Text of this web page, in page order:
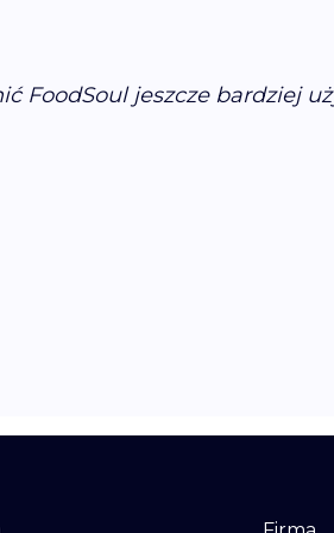
FoodSoul jeszcze bardziej